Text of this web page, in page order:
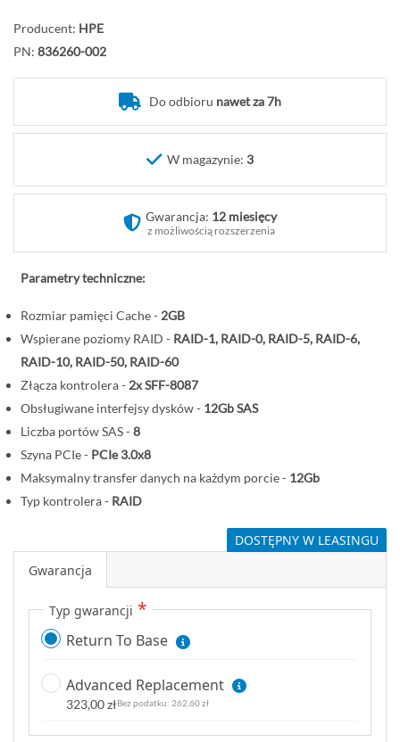
ź
n
c
t
Producent: HPE
PN: 836260-002
Do odbioru nawet za 7h
W magazynie: 3
Gwarancja: 12 miesięcy
z możliwością rozszerzenia
Parametry techniczne:
Rozmiar pamięci Cache - 2GB
Wspierane poziomy RAID - RAID-1, RAID-0, RAID-5, RAID-6,
RAID-10, RAID-50, RAID-60
Złącza kontrolera - 2x SFF-8087
Obsługiwane interfejsy dysków - 12Gb SAS
Liczba portów SAS -8
Szyna PCIe - PCIe 3.0x8
Maksymalny transfer danych na każdym porcie - 12Gb
Typ kontrolera - RAID
DOSTĘPNY W LEASINGU
Gwarancja
Typ gwarancji
Return To Base
Advanced Replacement
323,00 zł 262,60 zł